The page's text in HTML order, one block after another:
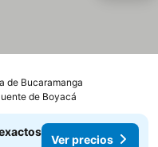
de Bucaramanga
de Boyacá
Ver precios